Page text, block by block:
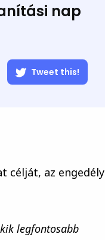
nap
Tweet this!
célját, az engedély
legfontosabb